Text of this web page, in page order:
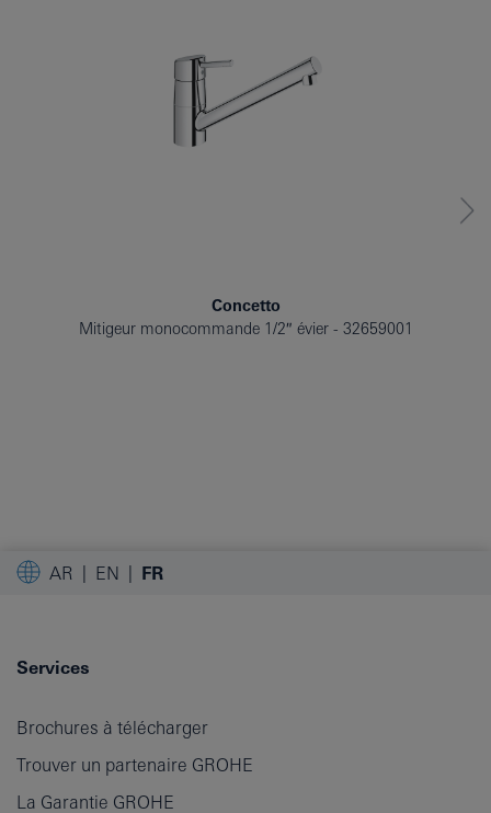
Concetto
Mitigeur monocommande 1/2″ évier
32659001
AR EN FR
Services
Brochures à télécharger
Trouver un partenaire GROHE
La Garantie GROHE